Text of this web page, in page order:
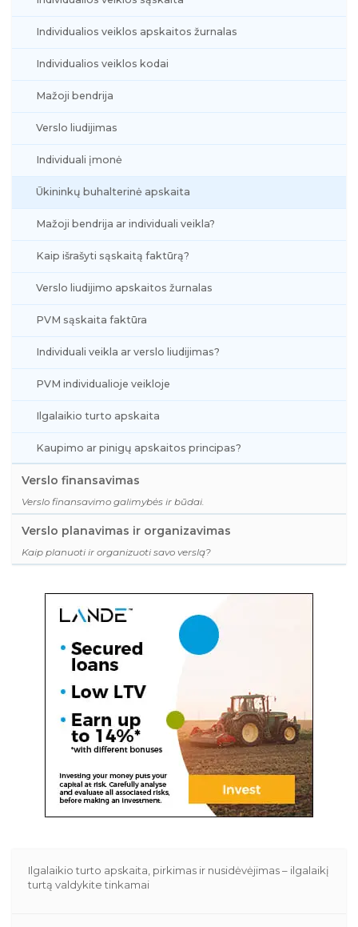
Individualios veiklos apskaitos žurnalas
Individualios veiklos kodai
Mažoji bendrija
Verslo liudijimas
Individuali įmonė
Ūkininkų buhalterinė apskaita
Mažoji bendrija ar individuali veikla?
Kaip išrašyti sąskaitą faktūrą?
Verslo liudijimo apskaitos žurnalas
PVM sąskaita faktūra
Individuali veikla ar verslo liudijimas?
PVM individualioje veikloje
Ilgalaikio turto apskaita
Kaupimo ar pinigų apskaitos principas?
Verslo finansavimas
Verslo finansavimo galimybės ir būdai.
Verslo planavimas ir organizavimas
Kaip planuoti ir organizuoti savo verslą?
Ilgalaikio turto apskaita, pirkimas ir nusidėvėjimas – ilgalaikį
turtą valdykite tinkamai